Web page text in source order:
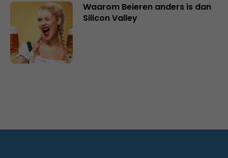
Waarom Beieren anders is dan
Silicon Valley